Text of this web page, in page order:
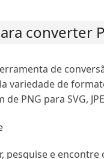
converter
de
variedade de
PNG para SVG,
pesquise e